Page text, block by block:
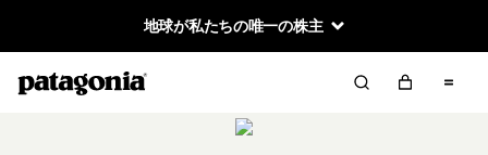
地球が私たちの唯一の株主